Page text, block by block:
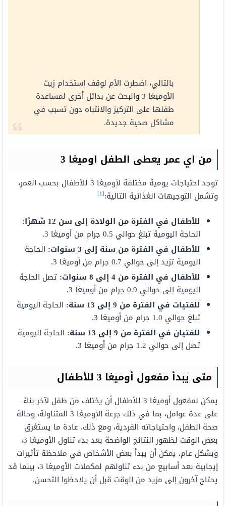
بالتالي، اضطرت الأم لوقف استخدام زيت
الأوميغا 3 والبحث عن بدائل أخرى لمساعدة
طفلها على التركيز والانتباه دون تسبب في
مشاكل صحية جديدة.
من اي عمر يعطى الطفل اوميغا 3
توجد احتياجات يومية مختلفة لأوميغا 3 للأطفال بحسب العمر،
وتشمل التوجيهات الغذائية التالية:[1]
للأطفال في الفترة من الولادة إلى سن 12 شهرًا:
الحاجة اليومية تبلغ حوالي 0.5 جرام من أوميغا 3.
للأطفال في الفترة من سنة إلى 3 سنوات:
الحاجة
اليومية تزيد إلى حوالي 0.7 جرام من أوميغا 3.
للأطفال في الفترة من 4 إلى 8 سنوات:
تصل الحاجة
اليومية إلى حوالي 0.9 جرام من أوميغا 3.
للفتيات في الفترة من 9 إلى 13 سنة:
الحاجة اليومية
تبلغ حوالي 1.0 جرام من أوميغا 3.
للفتيان في الفترة من 9 إلى 13 سنة:
الحاجة اليومية
تصل إلى حوالي 1.2 جرام من أوميغا 3.
متى يبدأ مفعول أوميغا 3 للأطفال
يمكن لمفعول أوميغا 3 للأطفال أن يختلف من طفل لآخر بناءً
على عدة عوامل، بما في ذلك جرعة الأوميغا 3 المتناولة، وحالة
صحة الطفل، واحتياجاته الفردية، ومع ذلك، عادة ما يستغرق
بعض الوقت لظهور النتائج الواضحة بعد بدء تناول الأوميغا 3،
وبشكل عام، يمكن أن يبدأ بعض الأشخاص في ملاحظة تأثيرات
إيجابية بعد أسابيع من بدء تناولهم لمكملات الأوميغا 3، بينما قد
يحتاج آخرون إلى مزيد من الوقت قبل أن يلاحظوا التحسن.